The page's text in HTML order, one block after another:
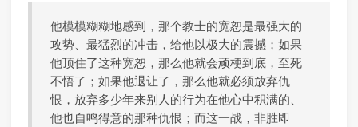
他模模糊糊地感到，那个教士的宽恕是最强大的
攻势、最猛烈的冲击，给他以极大的震撼；如果
他顶住了这种宽恕，那么他就会顽梗到底，至死
不悟了；如果他退让了，那么他就必须放弃仇
恨，放弃多少年来别人的行为在他心中积满的、
他也自鸣得意的那种仇恨；而这一战，非胜即